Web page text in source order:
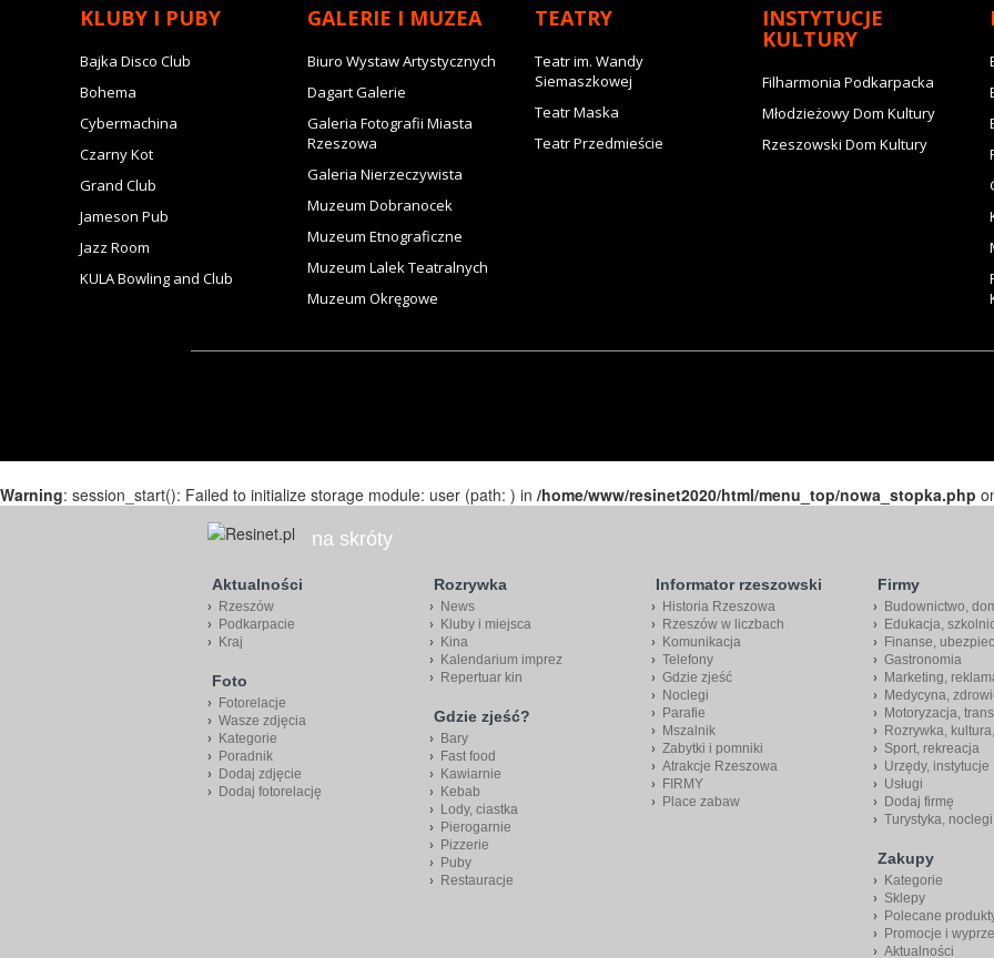
KLUBY I PUBY
Bajka Disco Club
Bohema
Cybermachina
Czarny Kot
Grand Club
Jameson Pub
Jazz Room
KULA Bowling and Club
GALERIE I MUZEA
Biuro Wystaw Artystycznych
Dagart Galerie
Galeria Fotografii Miasta
Rzeszowa
Galeria Nierzeczywista
Muzeum Dobranocek
Muzeum Etnograficzne
Muzeum Lalek Teatralnych
Muzeum Okręgowe
TEATRY
Teatr im. Wandy
Siemaszkowej
Teatr Maska
Teatr Przedmieście
INSTYTUCJE
KULTURY
Filharmonia Podkarpacka
Młodzieżowy Dom Kultury
Rzeszowski Dom Kultury
Warning: session_start(): Failed to initialize storage module: user (path: ) in /home/www/resinet2020/html/menu_top/nowa_stopka.php
na skróty
Aktualności
Rzeszów
Podkarpacie
Kraj
Foto
Fotorelacje
Wasze zdjęcia
Kategorie
Poradnik
Dodaj zdjęcie
Dodaj fotorelację
Rozrywka
News
Kluby i miejsca
Kina
Kalendarium imprez
Repertuar kin
Gdzie zjeść?
Bary
Fast food
Kawiarnie
Kebab
Lody, ciastka
Pierogarnie
Pizzerie
Puby
Restauracje
Informator rzeszowski
Historia Rzeszowa
Rzeszów w liczbach
Komunikacja
Telefony
Gdzie zjeść
Noclegi
Parafie
Mszalnik
Zabytki i pomniki
Atrakcje Rzeszowa
FIRMY
Place zabaw
Firmy
Budownictwo,
Edukacja,
Finanse,
Gastronomia
Marketing,
Medycyna,
Motoryzacja,
Rozrywka,
Sport, rekreacja
Urzędy, instytucje
Usługi
Dodaj firmę
Turystyka, noclegi
Zakupy
Kategorie
Sklepy
Polecane
Promocje i
Aktualności